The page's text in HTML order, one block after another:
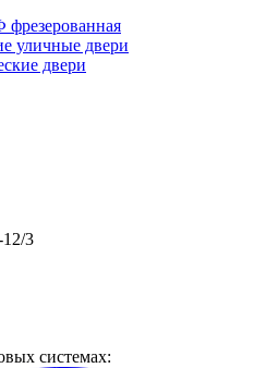
уличные двери
двери
3
системах: